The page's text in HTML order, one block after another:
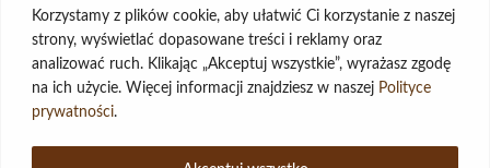
Korzystamy z plików cookie, aby ułatwić Ci korzystanie z naszej
strony, wyświetlać dopasowane treści i reklamy oraz
analizować ruch. Klikając „Akceptuj wszystkie”, wyrażasz zgodę
na ich użycie. Więcej informacji znajdziesz w naszej Polityce
prywatności.
LOG IN